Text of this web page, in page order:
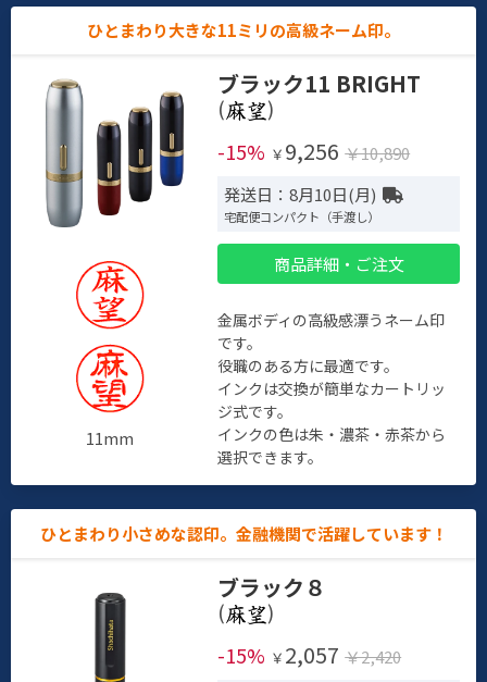
ひとまわり大きな11ミリの高級ネーム印。
11mm
ブラック11 BRIGHT
(
)
-15% ￥ 9,256 ￥10,890
発送日：8月10日(月)
宅配便コンパクト（手渡し）
商品詳細・ご注文
金属ボディの高級感漂うネーム印
です。
役職のある方に最適です。
インクは交換が簡単なカートリッ
ジ式です。
インクの色は朱・濃茶・赤茶から
選択できます。
ひとまわり小さめな認印。金融機関で活躍しています！
ブラック８
(
)
-15% ￥ 2,057 ￥2,420